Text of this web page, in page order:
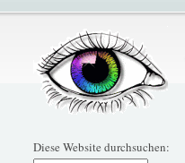
Diese Website durchsuchen: